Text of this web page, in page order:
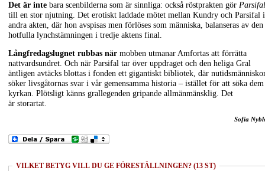
Det är inte bara scenbilderna som är sinnliga: också röstprakten gör Parsifal
till en stor njutning. Det erotiskt laddade mötet mellan Kundry och Parsifal i
andra akten, där hon avspisas men förlöses som människa, balanseras av den
hotfulla lynchstämningen i tredje aktens final.
Långfredagslugnet rubbas när mobben utmanar Amfortas att förrätta
nattvardsundret. Och när Parsifal tar över uppdraget och den heliga Gral
äntligen avtäcks blottas i fonden ett gigantiskt bibliotek, där
söker livsgåtornas svar i vår gemensamma historia – istället för att söka
kyrkan. Plötsligt känns grallegenden gripande allmänmänsklig. Det
är storartat.
Sofia
VILKET BETYG VILL DU GE FÖRESTÄLLNINGEN? (13 ST)